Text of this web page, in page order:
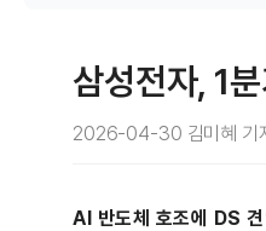
삼성전자, 1
2026-04-30 김미혜 기
AI 반도체 호조에 DS